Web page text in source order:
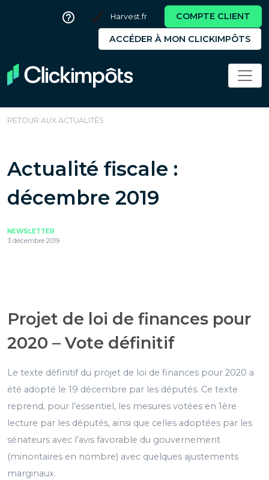
Harvest.fr COMPTE CLIENT
ACCÉDER À MON CLICKIMPÔTS
RETOUR AUX ACTUALITÉS
Actualité fiscale :
décembre 2019
NEWSLETTER
3 décembre 2019
Projet de loi de finances pour
2020 – Vote définitif
Le texte définitif du projet de loi de finances pour 2020 a
été adopté le 19 décembre par les députés. Ce texte
reprend, pour l’essentiel, les mesures votées en 1ère
lecture par les députés, ainsi que celles adoptées par les
sénateurs avec l’avis favorable du gouvernement
(minoritaires en nombre) avec quelques ajustements
marginaux.